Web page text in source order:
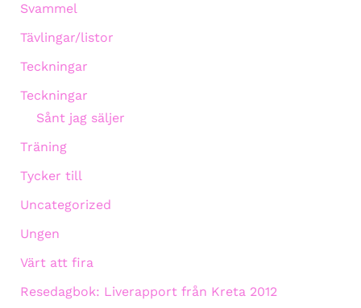
Svammel
Tävlingar/listor
Teckningar
Teckningar
Sånt jag säljer
Träning
Tycker till
Uncategorized
Ungen
Värt att fira
Resedagbok: Liverapport från Kreta 2012